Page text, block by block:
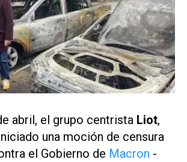
abril, el grupo centrista Liot,
una moción de censura
el Gobierno de Macron -